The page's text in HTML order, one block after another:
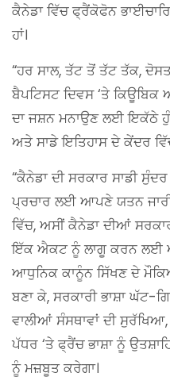
ਕੈਨੇਡਾ ਵਿੱਚ ਫ੍ਰੈਂਕੋਫੋਨ
ਹਾਂ।
“ਹਰ ਸਾਲ, ਤੱਟ ਤੋਂ ਤੱਟ ਤੱਕ,
ਬੈਪਟਿਸਟ ਦਿਵਸ ‘ਤੇ
ਦਾ ਜਸ਼ਨ ਮਨਾਉਣ ਲਈ ਇਕੱਠੇ
ਅਤੇ ਸਾਡੇ ਇਤਿਹਾਸ ਦੇ ਕੇਂਦਰ
“ਕੈਨੇਡਾ ਦੀ ਸਰਕਾਰ ਸਾਡੀ
ਪ੍ਰਚਾਰ ਲਈ ਆਪਣੇ ਯਤਨ
ਵਿੱਚ, ਅਸੀਂ ਕੈਨੇਡਾ ਦੀਆਂ
ਇੱਕ ਐਕਟ ਨੂੰ ਲਾਗੂ ਕਰਨ ਲਈ
ਆਧੁਨਿਕ ਕਾਨੂੰਨ ਸਿੱਖਣ ਦੇ
ਬਣਾ ਕੇ, ਸਰਕਾਰੀ ਭਾਸ਼ਾ ਘੱਟ-
ਵਾਲੀਆਂ ਸੰਸਥਾਵਾਂ ਦੀ
ਪੱਧਰ ‘ਤੇ ਫ੍ਰੈਂਚ ਭਾਸ਼ਾ ਨੂੰ
ਨੂੰ ਮਜ਼ਬੂਤ ​​ਕਰੇਗਾ।